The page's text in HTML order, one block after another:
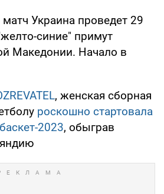
Украина проведет 29
синие" примут
Македонии. Начало в
, женская сборная
роскошно стартовала
2023, обыграв